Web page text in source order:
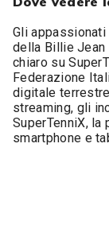
Gli
della Billie Jean
chiaro su
Federazione
digitale
streaming, gli
SuperTenniX,
smartphone e